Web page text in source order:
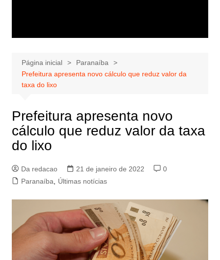
Página inicial
Paranaíba
Prefeitura apresenta novo cálculo que reduz valor da
taxa do lixo
Prefeitura apresenta novo
cálculo que reduz valor da taxa
do lixo
Da redacao 21 de janeiro de 2022
0
Paranaíba
Últimas notícias